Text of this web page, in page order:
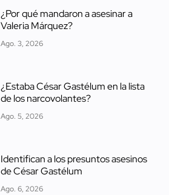
¿Por qué mandaron a asesinar a
Valeria Márquez?
Ago. 3, 2026
¿Estaba César Gastélum en la lista
de los narcovolantes?
Ago. 5, 2026
Identifican a los presuntos asesinos
de César Gastélum
Ago. 6, 2026